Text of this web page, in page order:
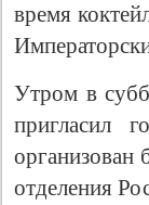
время
Утром в
пригласил
организован
отделения